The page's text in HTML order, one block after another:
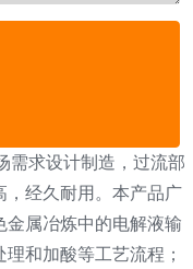
需求设计制造，过流部
，经久耐用。本产品广
属冶炼中的电解液输
和加酸等工艺流程；